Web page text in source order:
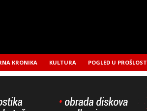
KRONIKA KULTURA POGLED U PROŠLOST